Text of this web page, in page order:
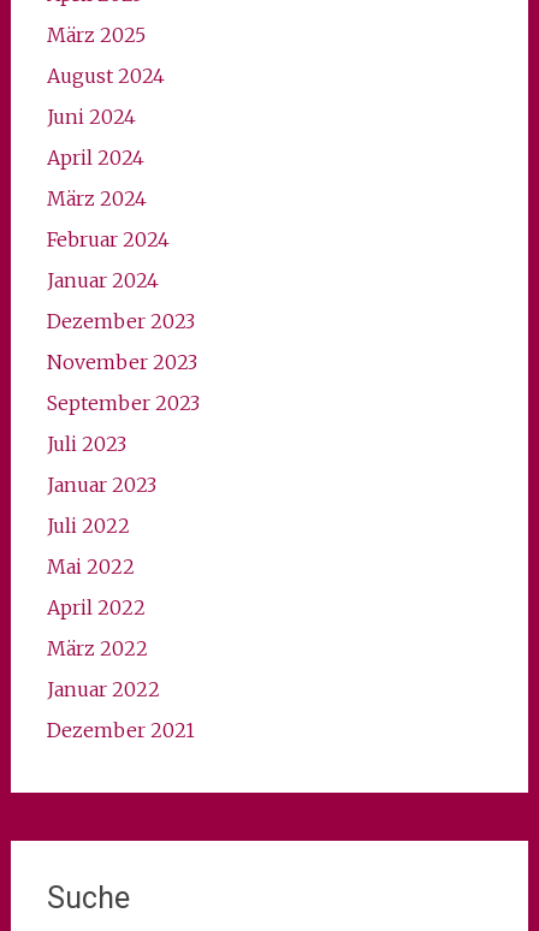
März 2025
August 2024
Juni 2024
April 2024
März 2024
Februar 2024
Januar 2024
Dezember 2023
November 2023
September 2023
Juli 2023
Januar 2023
Juli 2022
Mai 2022
April 2022
März 2022
Januar 2022
Dezember 2021
Suche